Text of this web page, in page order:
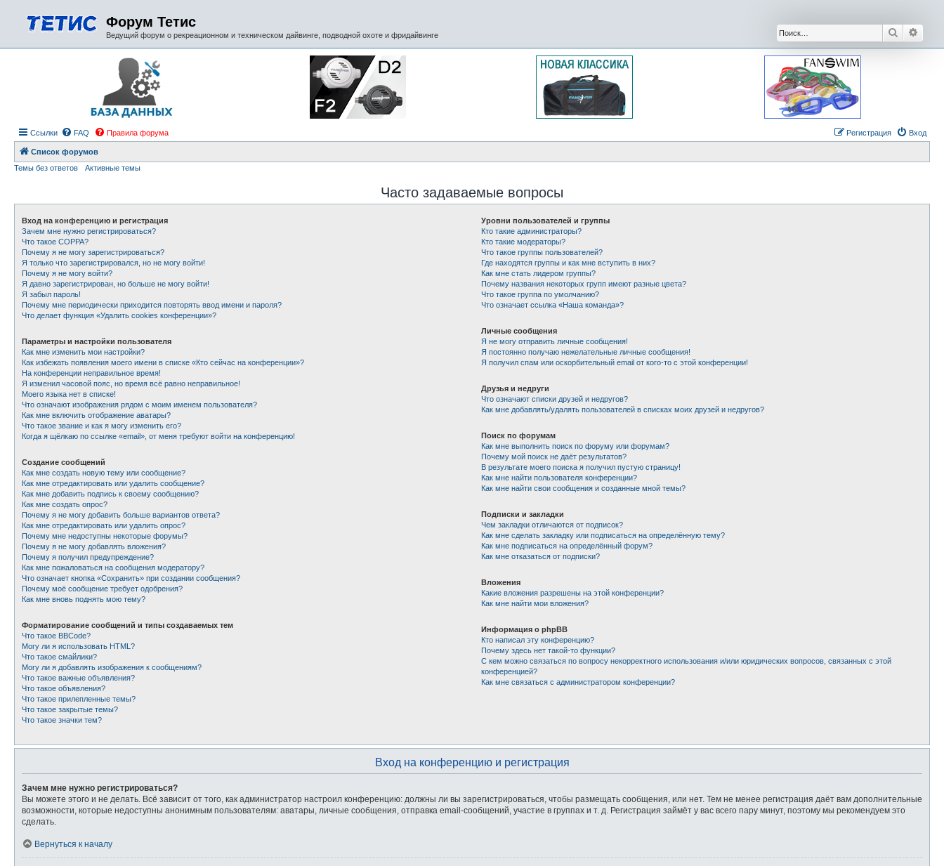
Форум Тетис
Ведущий форум о рекреационном и техническом дайвинге, подводной охоте и фридайвинге Поиск
Ссылки FAQ Правила форума Вход
Регистрация
Список форумов
Темы без ответов
Активные темы
Часто задаваемые вопросы
Вход на конференцию и регистрация
Зачем мне нужно регистрироваться?
Что такое COPPA?
Почему я не могу зарегистрироваться?
Я только что зарегистрировался, но не могу войти!
Почему я не могу войти?
Я давно зарегистрирован, но больше не могу войти!
Я забыл пароль!
Почему мне периодически приходится повторять ввод имени и пароля?
Что делает функция «Удалить cookies конференции»?
Параметры и настройки пользователя
Как мне изменить мои настройки?
Как избежать появления моего имени в списке «Кто сейчас на конференции»?
На конференции неправильное время!
Я изменил часовой пояс, но время всё равно неправильное!
Моего языка нет в списке!
Что означают изображения рядом с моим именем пользователя?
Как мне включить отображение аватары?
Что такое звание и как я могу изменить его?
Когда я щёлкаю по ссылке «email», от меня требуют войти на конференцию!
Создание сообщений
Как мне создать новую тему или сообщение?
Как мне отредактировать или удалить сообщение?
Как мне добавить подпись к своему сообщению?
Как мне создать опрос?
Почему я не могу добавить больше вариантов ответа?
Как мне отредактировать или удалить опрос?
Почему мне недоступны некоторые форумы?
Почему я не могу добавлять вложения?
Почему я получил предупреждение?
Как мне пожаловаться на сообщения модератору?
Что означает кнопка «Сохранить» при создании сообщения?
Почему моё сообщение требует одобрения?
Как мне вновь поднять мою тему?
Форматирование сообщений и типы создаваемых тем
Что такое BBCode?
Могу ли я использовать HTML?
Что такое смайлики?
Могу ли я добавлять изображения к сообщениям?
Что такое важные объявления?
Что такое объявления?
Что такое прилепленные темы?
Что такое закрытые темы?
Что такое значки тем?
Уровни пользователей и группы
Кто такие администраторы?
Кто такие модераторы?
Что такое группы пользователей?
Где находятся группы и как мне вступить в них?
Как мне стать лидером группы?
Почему названия некоторых групп имеют разные цвета?
Что такое группа по умолчанию?
Что означает ссылка «Наша команда»?
Личные сообщения
Я не могу отправить личные сообщения!
Я постоянно получаю нежелательные личные сообщения!
Я получил спам или оскорбительный email от кого-то с этой конференции!
Друзья и недруги
Что означают списки друзей и недругов?
Как мне добавлять/удалять пользователей в списках моих друзей и недругов?
Поиск по форумам
Как мне выполнить поиск по форуму или форумам?
Почему мой поиск не даёт результатов?
В результате моего поиска я получил пустую страницу!
Как мне найти пользователя конференции?
Как мне найти свои сообщения и созданные мной темы?
Подписки и закладки
Чем закладки отличаются от подписок?
Как мне сделать закладку или подписаться на определённую тему?
Как мне подписаться на определённый форум?
Как мне отказаться от подписки?
Вложения
Какие вложения разрешены на этой конференции?
Как мне найти мои вложения?
Информация о phpBB
Кто написал эту конференцию?
Почему здесь нет такой-то функции?
С кем можно связаться по вопросу некорректного использования и/или юридических вопросов, связанных с этой
конференцией?
Как мне связаться с администратором конференции?
Вход на конференцию и регистрация
Зачем мне нужно регистрироваться?
Вы можете этого и не делать. Всё зависит от того, как администратор настроил конференцию: должны ли вы зарегистрироваться, чтобы размещать сообщения, или нет. Тем не менее регистрация даёт вам дополнительные
возможности, которые недоступны анонимным пользователям: аватары, личные сообщения, отправка email-сообщений, участие в группах и т. д. Регистрация займёт у вас всего пару минут, поэтому мы рекомендуем это
сделать.
Вернуться к началу